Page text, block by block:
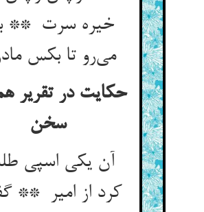
خیره سرت **
می‌رو تا بکس مادرت
حکایت در تقریر
سخن
آن یکی اسپی
کرد از امیر **